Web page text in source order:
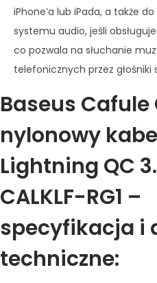
iPhone’a lub iPada, a także
systemu audio, jeśli
co pozwala na słuchanie
telefonicznych przez głośniki
Baseus Cafule
nylonowy
Lightning QC
CALKLF-RG1 –
specyfikacja i
techniczne: